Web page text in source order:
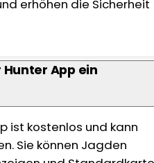
erhöhen die Sicherheit
App ein
ist kostenlos und kann
Sie können Jagden